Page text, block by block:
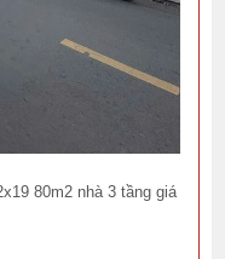
80m2 nhà 3 tầng giá